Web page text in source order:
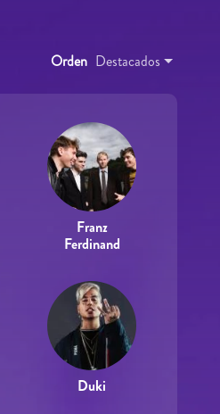
Orden Destacados
Franz
Ferdinand
Duki